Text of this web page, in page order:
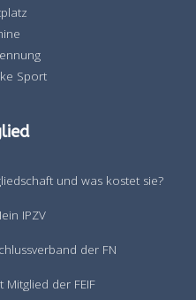
Sport
und was kostet sie?
IPZV
der FN
Mitglied der FEIF